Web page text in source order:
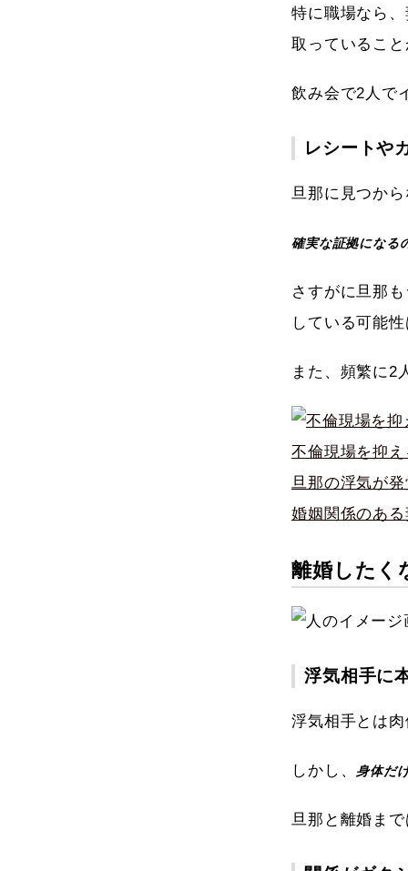
特に職場なら
取っているこ
飲み会で2人で
レシートや
旦那に見つか
確実な証拠になる
さすがに旦那
している可能
また、頻繁に2
不倫現場を抑
旦那の浮気が
婚姻関係のあ
離婚したく
浮気相手に
浮気相手とは
しかし、 身体だ
旦那と離婚ま